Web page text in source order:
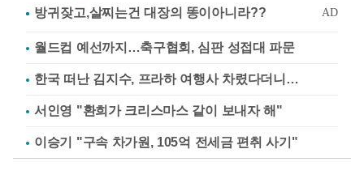
월드컵 예선까지…축구협회, 심판 성접대 파문
한국 떠난 김지수, 프라하 여행사 차렸다더니…
서인영 "환희가 크리스마스 같이 보내자 해"
이승기 "구속 차가원, 105억 전세금 편취 사기"